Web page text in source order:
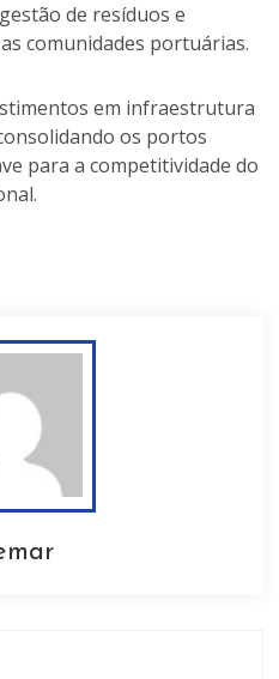
de resíduos e
comunidades portuárias.
em infraestrutura
os portos
para a competitividade do